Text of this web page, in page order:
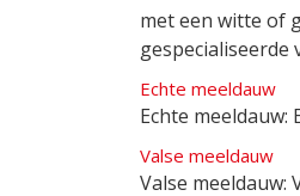
met een witte of
gespecialiseerde
Echte meeldauw
Echte
Valse meeldauw
Valse